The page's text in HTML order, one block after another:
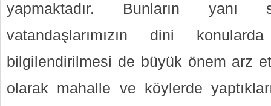
yapmaktadır. Bunların
vatandaşlarımızın dini
bilgilendirilmesi de büyük önem arz
olarak mahalle ve köylerde